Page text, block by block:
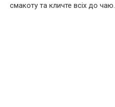
смакоту та кличте всіх до чаю.